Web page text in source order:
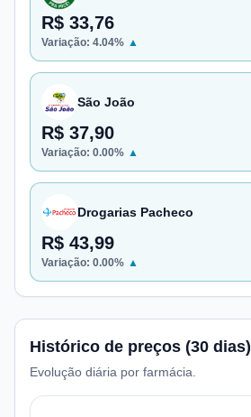
R$ 33,76
Variação: 4.04% ▲
São João
R$ 37,90
Variação: 0.00% ▲
Drogarias Pacheco
R$ 43,99
Variação: 0.00% ▲
Histórico de preços (30 dias)
Evolução diária por farmácia.